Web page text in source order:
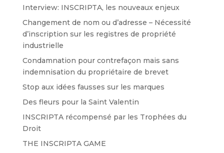
Interview: INSCRIPTA, les nouveaux enjeux
Changement de nom ou d’adresse – Nécessité
d’inscription sur les registres de propriété
industrielle
Condamnation pour contrefaçon mais sans
indemnisation du propriétaire de brevet
Stop aux idées fausses sur les marques
Des fleurs pour la Saint Valentin
INSCRIPTA récompensé par les Trophées du
Droit
THE INSCRIPTA GAME